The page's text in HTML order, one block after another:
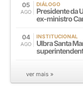
05
AGO
DIÁLOGO
Presidente da
ex-ministro
04
AGO
INSTITUCIONAL
Ulbra Santa
ver mais »